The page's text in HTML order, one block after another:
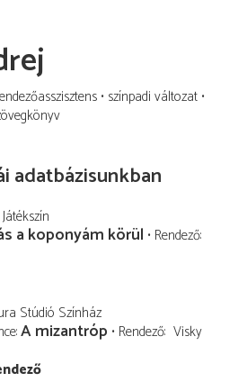
színpadi változat
adatbázisunkban
a koponyám körül Rendező
Stúdió Színház
A mizantróp Rendező Visky